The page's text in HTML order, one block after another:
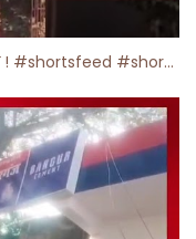
होतक में अचानक आग लगने से मचा हड़कंप ! #shortsfeed #shorts #viralshorts